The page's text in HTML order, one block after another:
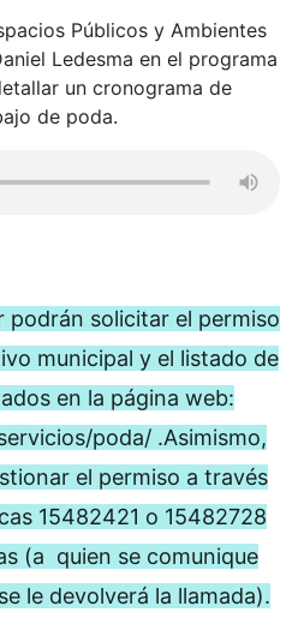
Públicos y Ambientes
Ledesma en el programa
un cronograma de
de poda.
podrán solicitar el permiso
municipal y el listado de
en la página web:
poda/ .Asimismo,
el permiso a través
15482421 o 15482728
(a quien se comunique
le devolverá la llamada).